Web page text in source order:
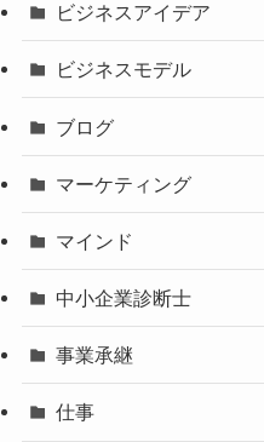
ビジネスアイデア
ビジネスモデル
ブログ
マーケティング
マインド
中小企業診断士
事業承継
仕事